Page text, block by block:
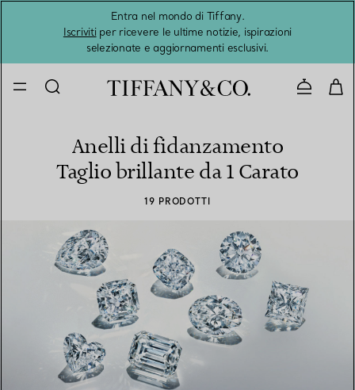
Entra nel mondo di Tiffany.
Iscrivitiper ricevere le ultime notizie, ispirazioni
selezionate e aggiornamenti esclusivi.
Anelli di fidanzamento
Taglio brillante da 1 Carato
19 PRODOTTI